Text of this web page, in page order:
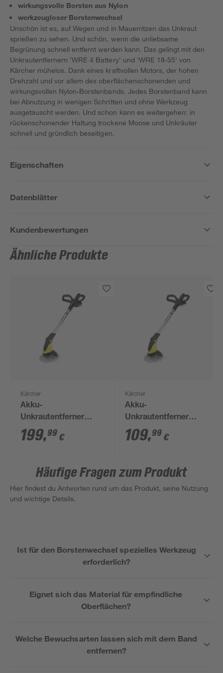
wirkungsvolle Borsten aus Nylon
werkzeugloser Borstenwechsel
Unschön ist es, auf Wegen und in Mauerritzen das Unkraut
sprießen zu sehen. Und schön, wenn die unliebsame
Begrünung schnell entfernt werden kann. Das gelingt mit den
Unkrautentfernern 'WRE 4 Battery' und 'WRE 18-55' von
Kärcher mühelos. Dank eines kraftvollen Motors, der hohen
Drehzahl und vor allem des oberflächenschonenden und
wirkungsvollen Nylon-Borstenbands. Jedes Borstenband kann
bei Abnutzung in wenigen Schritten und ohne Werkzeug
ausgetauscht werden. Und schon kann es weitergehen: in
rückenschonender Haltung trockene Moose und Unkräuter
schnell und gründlich beseitigen.
Eigenschaften
Datenblätter
Kundenbewertungen
Ähnliche Produkte
Kärcher
Akku-
Unkrautentferner
'WRE 18-55 Battery-
Set' mit Akku und
199,99 €
Kärcher
Akku-
Unkrautentferner
'WRE 18-55' ohne
Akku
109,99 €
Häufige Fragen zum Produkt
Hier findest du Antworten rund um das Produkt, seine Nutzung
und wichtige Details.
Ist für den Borstenwechsel spezielles Werkzeug
erforderlich?
Eignet sich das Material für empfindliche
Oberflächen?
Welche Bewuchsarten lassen sich mit dem Band
entfernen?